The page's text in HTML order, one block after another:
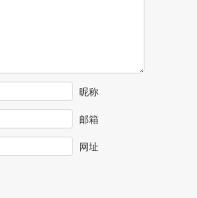
昵称
邮箱
网址